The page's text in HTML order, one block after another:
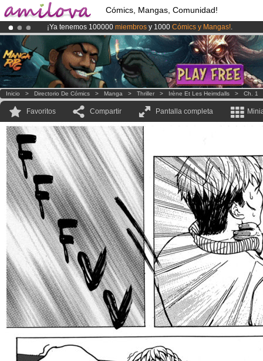
Cómics, Mangas, Comunidad!
¡Ya tenemos 100000 miembros y 1000 Cómics y Mangas!.
¡El Kickstarter Amilova está desormado lanzado!.
¡Conviertete en Premium por3.95 euros al mes!Hazte Premium ya
Inicio > Directorio De Cómics > Manga > Thriller > Irène Et Les Heimdalls > Ch. 1
Favoritos Compartir Pantalla completa